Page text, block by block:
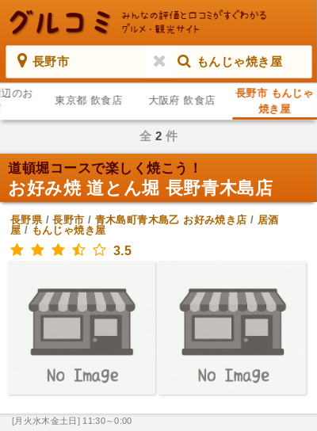
長野市 もんじゃ焼き屋
のお
東京都 飲食店 大阪府 飲食店
長野市 もんじゃ
焼き屋
全 2 件
道頓堀コースで楽しく焼こう！
お好み焼 道とん堀 長野青木島店
長野県/長野市 / 青木島町青木島乙 お好み焼き店 / 居酒
屋 / もんじゃ焼き屋
3.5
[月火水木金土日] 11:30～0:00